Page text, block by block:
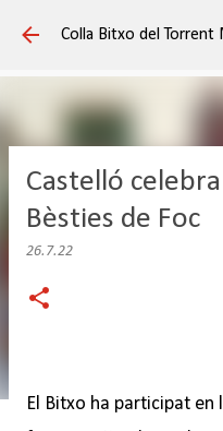
Salta al
Colla Bitxo del Torrent
Castelló
Bèsties de Foc
26.7.22
El Bitxo ha participat en